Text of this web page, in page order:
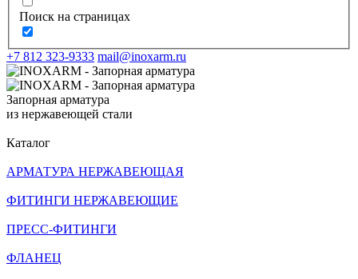
Поиск на страницах
+7 812 323-9333 mail@inoxarm.ru
Запорная арматура
из нержавеющей стали
Каталог
АРМАТУРА НЕРЖАВЕЮЩАЯ
ФИТИНГИ НЕРЖАВЕЮЩИЕ
ПРЕСС-ФИТИНГИ
ФЛАНЕЦ